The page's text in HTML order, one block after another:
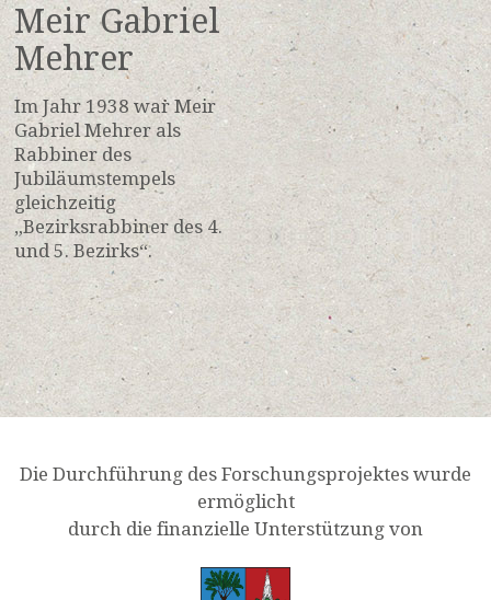
Meir Gabriel
Mehrer
Im Jahr 1938 war Meir
Gabriel Mehrer als
Rabbiner des
Jubiläumstempels
gleichzeitig
„Bezirksrabbiner des 4.
und 5. Bezirks“.
Die Durchführung des Forschungsprojektes wurde
ermöglicht
durch die finanzielle Unterstützung von